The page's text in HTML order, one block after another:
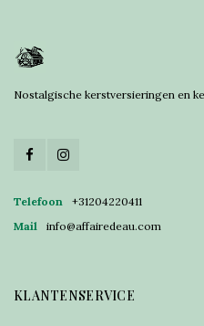
Nostalgische kerstversieringen en
Telefoon
+31204220411
Mail
info@affairedeau.com
KLANTENSERVICE